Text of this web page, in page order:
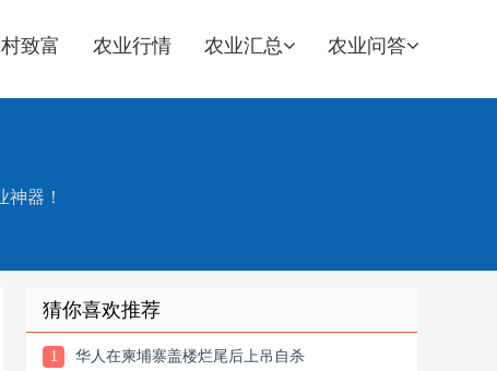
致富 农业行情 农业汇总 农业问答
器！
猜你喜欢推荐
1 华人在柬埔寨盖楼烂尾后上吊自杀